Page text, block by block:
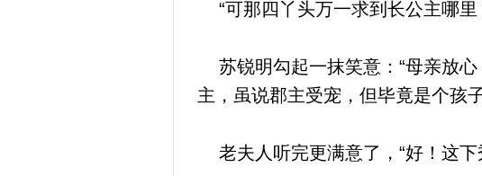
“可那四丫头万一求到长公主哪里
苏锐明勾起一抹笑意：“母亲放心
主，虽说郡主受宠，但毕竟是个孩
老夫人听完更满意了，“好！这下